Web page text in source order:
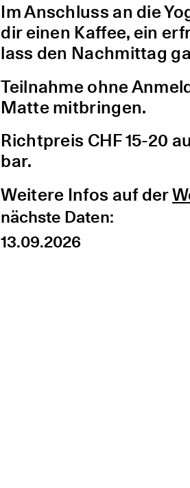
Im Anschluss an die
dir einen Kaffee, ein
lass den Nachmittag
Teilnahme ohne
Matte mitbringen.
Richtpreis CHF 15-20
bar.
Weitere Infos auf der
nächste Daten:
13.09.2026